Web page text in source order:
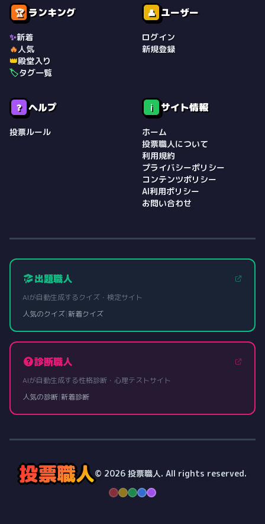
🏆 ランキング
✨新着
🔥人気
👑殿堂入り
🏷️タグ一覧
👤 ユーザー
ログイン
新規登録
❓ ヘルプ
投票ルール
ℹ️ サイト情報
ホーム
投票職人について
利用規約
プライバシーポリシー
コンテンツポリシー
AI利用ポリシー
お問い合わせ
出題職人
AIが自動生成するクイズ・検定サイト
人気のクイズ|新着クイズ
診断職人
AIが自動生成する性格診断・心理テストサイト
人気の診断|新着診断
投票職人© 2026 投票職人. All rights reserved.